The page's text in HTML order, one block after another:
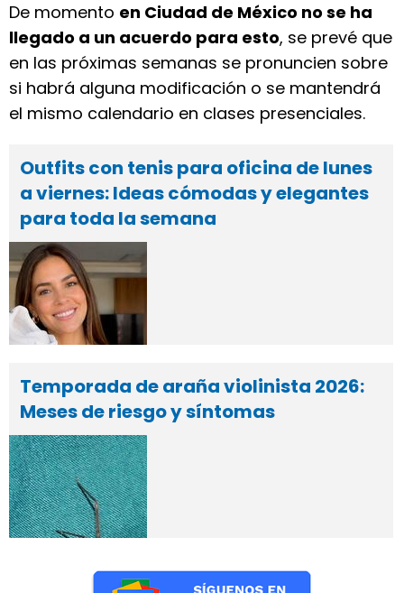
De momento en Ciudad de México no se ha
llegado a un acuerdo para esto, se prevé que
en las próximas semanas se pronuncien sobre
si habrá alguna modificación o se mantendrá
el mismo calendario en clases presenciales.
Outfits con tenis para oficina de lunes
a viernes: Ideas cómodas y elegantes
para toda la semana
Temporada de araña violinista 2026:
Meses de riesgo y síntomas